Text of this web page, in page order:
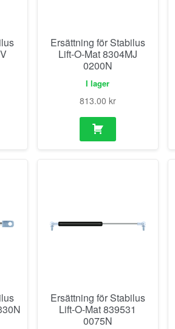
Ersättning för Stabilus
Lift-O-Mat 8304MJ
0200N
I lager
813.00 kr
Ersättning för Stabilus
Lift-O-Mat 839531
0075N